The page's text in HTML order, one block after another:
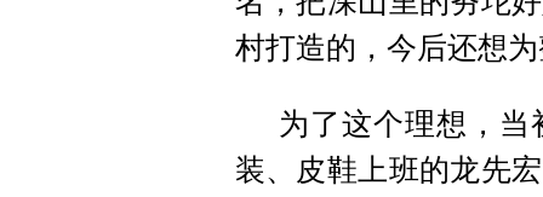
村打造的，今后还想
为了这个理想，
装、皮鞋上班的龙先